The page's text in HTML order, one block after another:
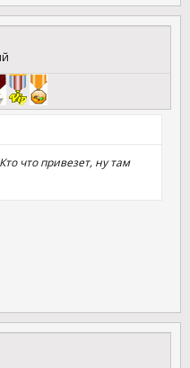
что привезет, ну там